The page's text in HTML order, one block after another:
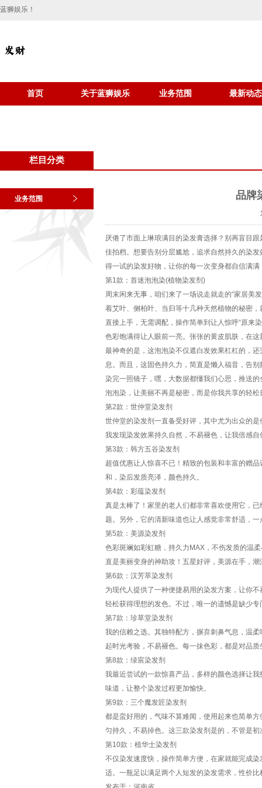
蓝狮娱乐！
首页 关于蓝狮娱乐 业务范围 最新动态
栏目分类
业务范围 品牌
厌倦了市面上琳琅满目的染发膏选择？别再盲目
佳拍档。想要告别分层尴尬，追求自然持久的染
得一试的染发好物，让你的每一次变身都自信满满
第1款：首迷泡泡染(植物染发剂)
周末闲来无事，咱们来了一场说走就走的“家居美
着艾叶、侧柏叶、当归等十几种天然植物的秘密
直接上手，无需调配，操作简单到让人惊呼“原来
色彩饱满得让人眼前一亮。张张的黄皮肌肤，在
最神奇的是，这泡泡染不仅遮白发效果杠杠的，
息。而且，这固色持久力，简直是懒人福音，告
染完一照镜子，嘿，大数据都懂我们心思，推送
泡泡染，让美丽不再是秘密，而是你我共享的轻松
第2款：世仲堂染发剂
世仲堂的染发剂一直备受好评，其中尤为出众的
我发现染发效果持久自然，不易褪色，让我倍感自
第3款：韩方五谷染发剂
超值优惠让人惊喜不已！精致的包装和丰富的赠
和，染后发质亮泽，颜色持久。
第4款：彩蕴染发剂
真是太棒了！家里的老人们都非常喜欢使用它，
题。另外，它的清新味道也让人感觉非常舒适，一
第5款：美源染发剂
色彩斑斓如彩虹糖，持久力MAX，不伤发质的温
直是美丽变身的神助攻！五星好评，美源在手，潮
第6款：汉芳萃染发剂
为现代人提供了一种便捷易用的染发方案，让你
轻松获得理想的发色。不过，唯一的遗憾是缺少专
第7款：珍草堂染发剂
我的信赖之选。其独特配方，摒弃刺鼻气息，温
起时光考验，不易褪色。每一抹色彩，都是对品
第8款：绿宸染发剂
我最近尝试的一款惊喜产品，多样的颜色选择让
味道，让整个染发过程更加愉快。
第9款：三个魔发匠染发剂
都是蛮好用的，气味不算难闻，使用起来也简单
匀持久，不易掉色。这三款染发剂是的，不管是
第10款：植华士染发剂
不仅染发速度快，操作简单方便，在家就能完成
适。一瓶足以满足两个人短发的染发需求，性价比